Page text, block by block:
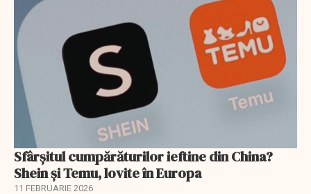
Sfârșitul cumpărăturilor ieftine din China?
Shein și Temu, lovite în Europa
11 FEBRUARIE 2026